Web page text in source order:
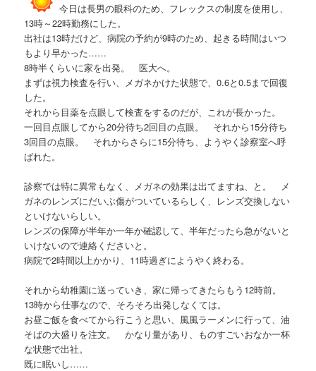
今日は長男の眼科のため、フレックスの制度を使用し、
13時～22時勤務にした。
出社は13時だけど、病院の予約が9時のため、起きる時間はいつ
もより早かった……
8時半くらいに家を出発。 医大へ。
まずは視力検査を行い、メガネかけた状態で、0.6と0.5まで回復
した。
それから目薬を点眼して検査をするのだが、これが長かった。
一回目点眼してから20分待ち2回目の点眼。 それから15分待ち
3回目の点眼。 それからさらに15分待ち、ようやく診察室へ呼
ばれた。
診察では特に異常もなく、メガネの効果は出てますね、と。 メ
ガネのレンズにだいぶ傷がついているらしく、レンズ交換しない
といけないらしい。
レンズの保障が半年か一年か確認して、半年だったら急がないと
いけないので連絡くださいと。
病院で2時間以上かかり、11時過ぎにようやく終わる。
それから幼稚園に送っていき、家に帰ってきたらもう12時前。
13時から仕事なので、そろそろ出発しなくては。
お昼ご飯を食べてから行こうと思い、風風ラーメンに行って、油
そばの大盛りを注文。 かなり量があり、ものすごいおなか一杯
な状態で出社。
既に眠いし……